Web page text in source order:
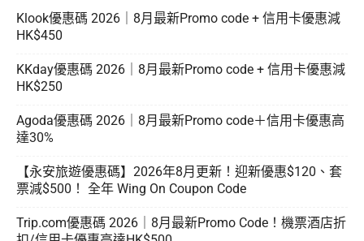
Klook優惠碼 2026｜8月最新Promo code + 信用卡優惠減
HK$450
KKday優惠碼 2026｜8月最新Promo code + 信用卡優惠減
HK$250
Agoda優惠碼 2026｜8月最新Promo code＋信用卡優惠高
達30%
【永安旅遊優惠碼】2026年8月更新！迎新優惠$120、套
票減$500！ 全年 Wing On Coupon Code
Trip.com優惠碼 2026｜8月最新Promo Code！機票酒店折